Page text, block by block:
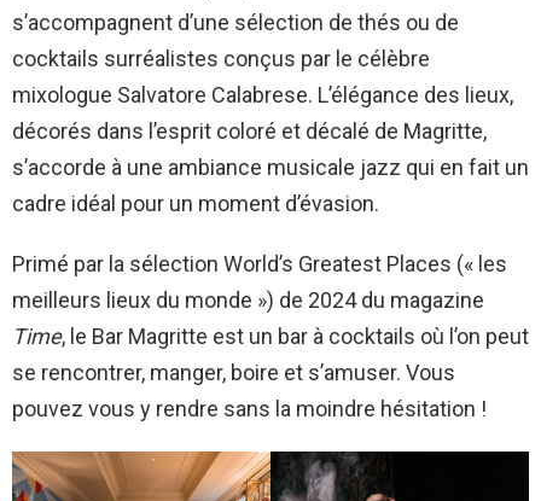
s’accompagnent d’une sélection de thés ou de
cocktails surréalistes conçus par le célèbre
mixologue Salvatore Calabrese. L’élégance des lieux,
décorés dans l’esprit coloré et décalé de Magritte,
s’accorde à une ambiance musicale jazz qui en fait un
cadre idéal pour un moment d’évasion.
Primé par la sélection World’s Greatest Places (« les
meilleurs lieux du monde ») de 2024 du magazine
Time, le Bar Magritte est un bar à cocktails où l’on peut
se rencontrer, manger, boire et s’amuser. Vous
pouvez vous y rendre sans la moindre hésitation !